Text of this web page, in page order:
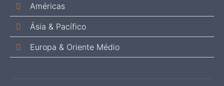
Américas
Ásia & Pacífico
Europa & Oriente Médio